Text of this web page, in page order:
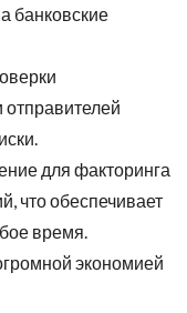
банковские
отправителей
для факторинга
что обеспечивает
время.
экономией